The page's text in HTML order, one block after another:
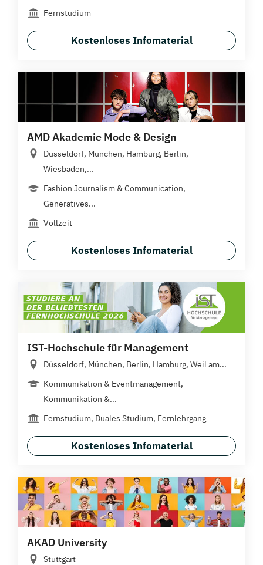
Fernstudium
Kostenloses Infomaterial
AMD Akademie Mode & Design
Düsseldorf, München, Hamburg, Berlin,
Wiesbaden,...
Fashion Journalism & Communication,
Generatives...
Vollzeit
Kostenloses Infomaterial
IST-Hochschule für Management
Düsseldorf, München, Berlin, Hamburg, Weil am...
Kommunikation & Eventmanagement,
Kommunikation &...
Fernstudium, Duales Studium, Fernlehrgang
Kostenloses Infomaterial
AKAD University
Stuttgart